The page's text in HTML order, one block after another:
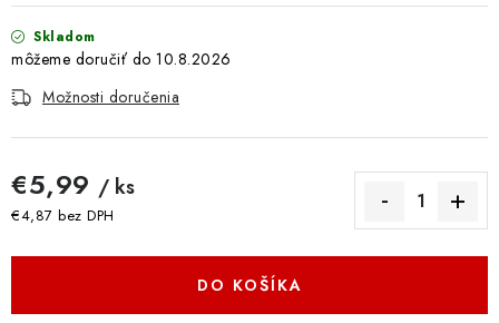
Skladom
10.8.2026
Možnosti doručenia
€5,99 / ks
€4,87 bez DPH
DO KOŠÍKA